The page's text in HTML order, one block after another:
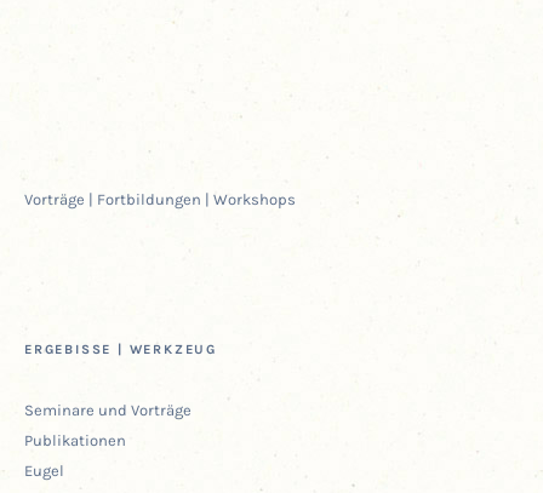
Vor­trä­ge | Fort­bil­dun­gen | Workshops
ERGE­BIS­SE | WERKZEUG
Semi­na­re und Vorträge
Publi­ka­tio­nen
Eugel